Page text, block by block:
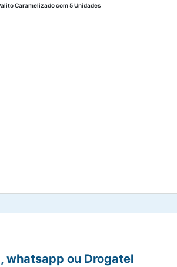
Caramelizado com 5 Unidades
whatsapp ou Drogatel